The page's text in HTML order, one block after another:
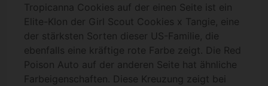
Tropicanna Cookies auf der einen Seite ist ein
Elite-Klon der Girl Scout Cookies x Tangie, eine
der stärksten Sorten dieser US-Familie, die
ebenfalls eine kräftige rote Farbe zeigt. Die Red
Poison Auto auf der anderen Seite hat ähnliche
Farbeigenschaften. Diese Kreuzung zeigt bei